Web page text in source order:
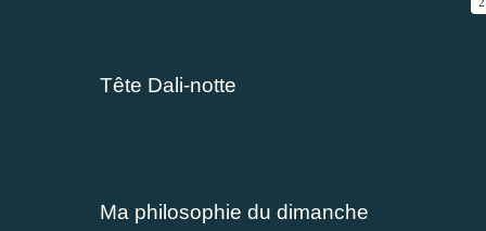
Tête Dali-notte
Ma philosophie du dimanche